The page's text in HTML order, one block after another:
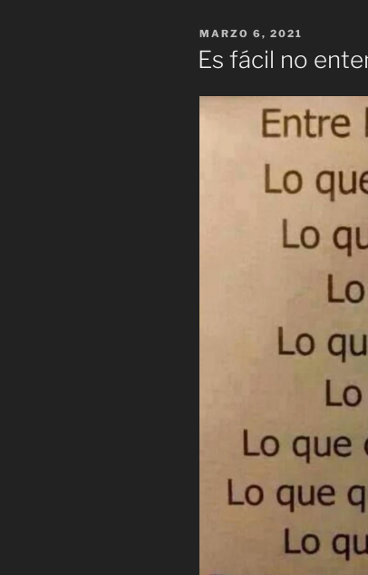
PUBLICADO
EL
MARZO 6, 2021
Es fácil no